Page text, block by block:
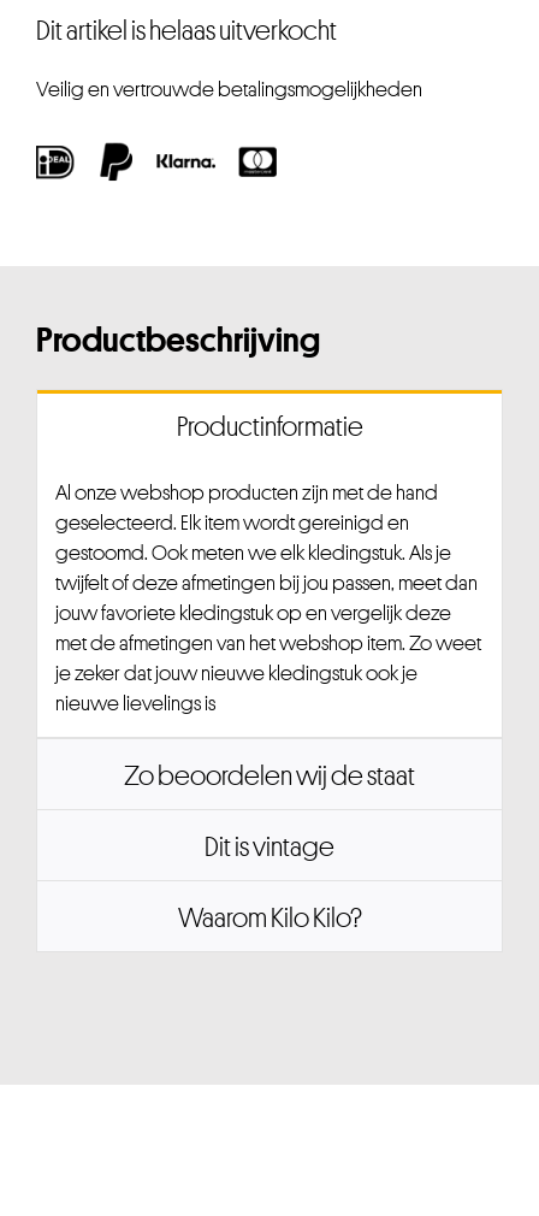
Dit artikel is helaas uitverkocht
Veilig en vertrouwde betalingsmogelijkheden
Productbeschrijving
Productinformatie
Al onze webshop producten zijn met de hand
geselecteerd. Elk item wordt gereinigd en
gestoomd. Ook meten we elk kledingstuk. Als je
twijfelt of deze afmetingen bij jou passen, meet dan
jouw favoriete kledingstuk op en vergelijk deze
met de afmetingen van het webshop item. Zo weet
je zeker dat jouw nieuwe kledingstuk ook je
nieuwe lievelings is
Zo beoordelen wij de staat
Dit is vintage
Waarom Kilo Kilo?